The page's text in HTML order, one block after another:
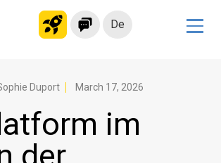
De
Duport March 17, 2026
im
der